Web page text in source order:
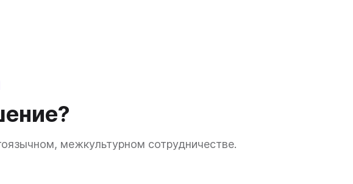
межкультурном сотрудничестве.